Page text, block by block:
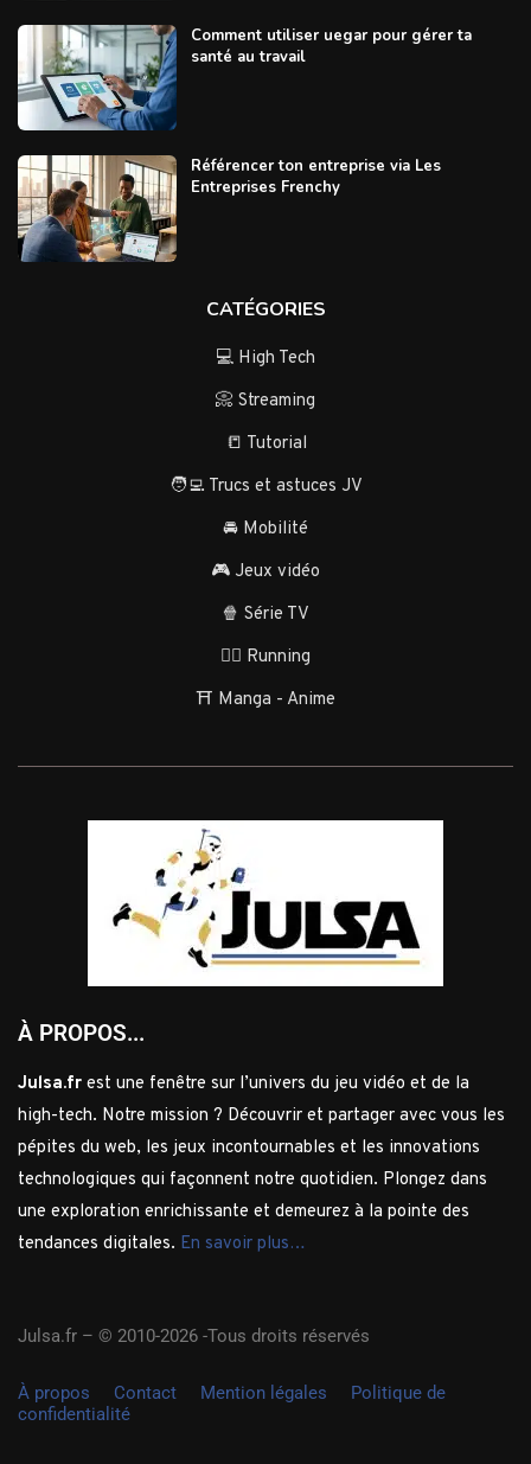
Comment utiliser uegar pour gérer ta
santé au travail
Référencer ton entreprise via Les
Entreprises Frenchy
CATÉGORIES
💻 High Tech
📀 Streaming
📒 Tutorial
🧑‍💻 Trucs et astuces JV
🚘 Mobilité
🎮 Jeux vidéo
🍿 Série TV
🏃‍♂️ Running
⛩️ Manga - Anime
À PROPOS...
Julsa.fr est une fenêtre sur l’univers du jeu vidéo et de la
high-tech. Notre mission ? Découvrir et partager avec vous les
pépites du web, les jeux incontournables et les innovations
technologiques qui façonnent notre quotidien. Plongez dans
une exploration enrichissante et demeurez à la pointe des
tendances digitales. En savoir plus…
Julsa.fr – © 2010-2026 -Tous droits réservés
À propos Contact Mention légales
Politique de
confidentialité